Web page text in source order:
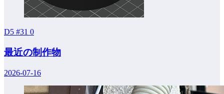
D5 #31 0
最近の制作物
2026-07-16